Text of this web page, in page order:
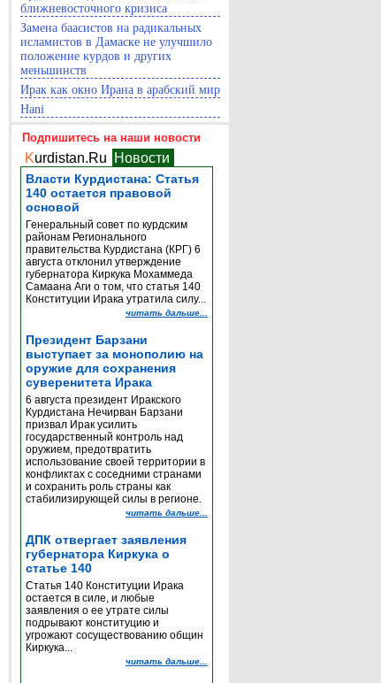
ближневосточного кризиса
Замена баасистов на радикальных
исламистов в Дамаске не улучшило
положение курдов и других
меньшинств
Ирак как окно Ирана в арабский мир
Hani
Подпишитесь на наши новости
Kurdistan.Ru Новости
Власти Курдистана: Статья
140 остается правовой
основой
Генеральный совет по курдским
районам Регионального
правительства Курдистана (КРГ) 6
августа отклонил утверждение
губернатора Киркука Мохаммеда
Самаана Аги о том, что статья 140
Конституции Ирака утратила силу...
читать дальше...
Президент Барзани
выступает за монополию на
оружие для сохранения
суверенитета Ирака
6 августа президент Иракского
Курдистана Нечирван Барзани
призвал Ирак усилить
государственный контроль над
оружием, предотвратить
использование своей территории в
конфликтах с соседними странами
и сохранить роль страны как
стабилизирующей силы в регионе.
читать дальше...
ДПК отвергает заявления
губернатора Киркука о
статье 140
Статья 140 Конституции Ирака
остается в силе, и любые
заявления о ее утрате силы
подрывают конституцию и
угрожают сосуществованию общин
Киркука...
читать дальше...